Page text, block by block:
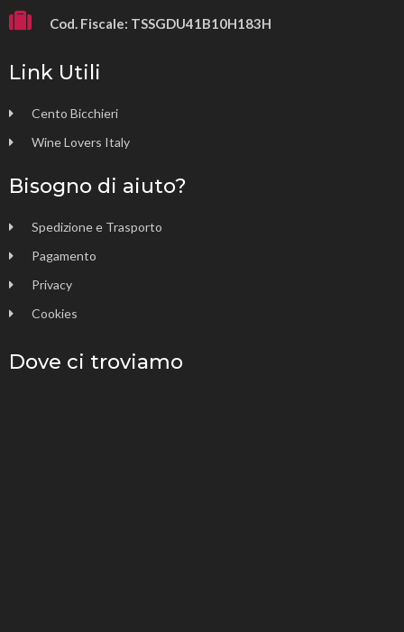
Cod. Fiscale: TSSGDU41B10H183H
Link Utili
Cento Bicchieri
Wine Lovers Italy
Bisogno di aiuto?
Spedizione e Trasporto
Pagamento
Privacy
Cookies
Dove ci troviamo